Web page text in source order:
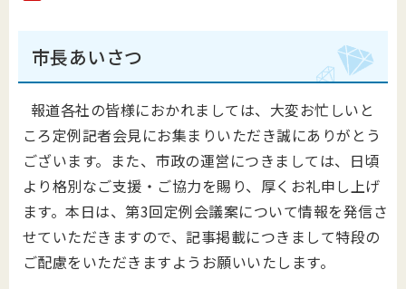
市長あいさつ
報道各社の皆様におかれましては、大変お忙しいと
ころ定例記者会見にお集まりいただき誠にありがとう
ございます。また、市政の運営につきましては、日頃
より格別なご支援・ご協力を賜り、厚くお礼申し上げ
ます。本日は、第3回定例会議案について情報を発信さ
せていただきますので、記事掲載につきまして特段の
ご配慮をいただきますようお願いいたします。